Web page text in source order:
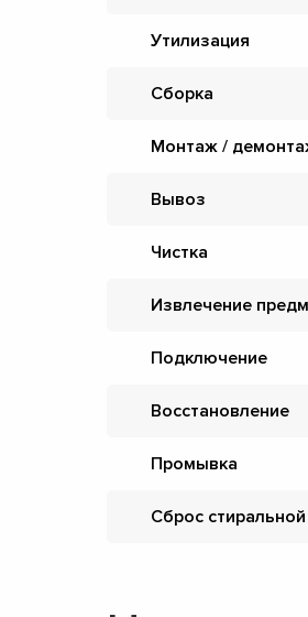
Утилизация
Сборка
Монтаж /
Вывоз
Чистка
Извлечение
Подключение
Восстановление
Промывка
Сброс